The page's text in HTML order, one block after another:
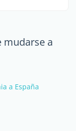
mudarse a
a España